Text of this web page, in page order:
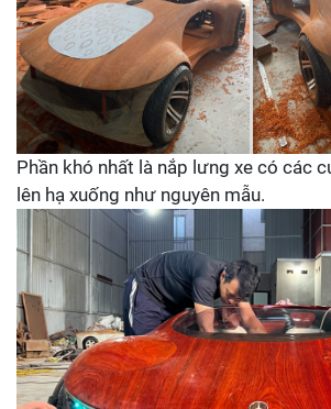
Phần khó nhất là nắp lưng xe có các
lên hạ xuống như nguyên mẫu.